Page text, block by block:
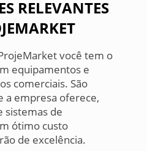
RELEVANTES
você tem o
equipamentos e
comerciais. São
a empresa oferece,
sistemas de
ótimo custo
de excelência.